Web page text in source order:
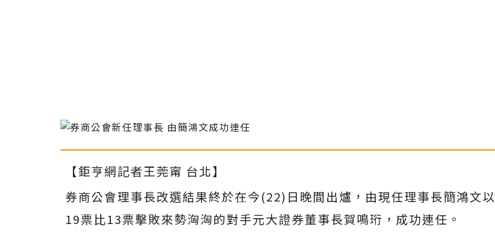
【鉅亨網記者王莞甯 台北】
券商公會理事長改選結果終於在今(22)日晚間出爐，由現任理事長簡鴻文以
19票比13票擊敗來勢洶洶的對手元大證券董事長賀鳴珩，成功連任。